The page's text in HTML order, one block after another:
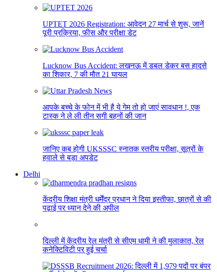
UPTET 2026 Registration: आवेदन 27 मार्च से शुरू, जानें
पूरी प्रक्रिया, फीस और परीक्षा डेट
Lucknow Bus Accident: लखनऊ में डबल डेकर बस हादसे
का शिकार, 7 की मौत 21 घायल
आपके बच्चे के फोन में भी है ये गेम तो हो जाएं सावधान !, एक
टास्क ने ले ली तीन सगी बहनों की जान
जानिए कब होगी UKSSSC स्नातक स्तरीय परीक्षा, सूत्रों के
हवाले से बड़ा अपडेट
Delhi
केंद्रीय शिक्षा मंत्री धर्मेंद्र प्रधान ने दिया इस्तीफा, छात्रों से की
पढ़ाई पर ध्यान देने की अपील
दिल्ली में केंद्रीय रेल मंत्री से सीएम धामी ने की मुलाकात, रेल
कनेक्टिविटी पर हुई चर्चा